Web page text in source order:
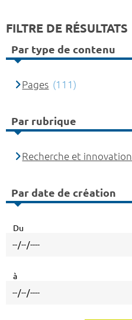
FILTRE DE RÉSULTATS
Par type de contenu
Pages (111)
Par rubrique
Recherche et innovation
Par date de création
Du
à